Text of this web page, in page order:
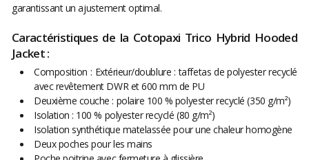
garantissant un ajustement optimal.
Caractéristiques de la Cotopaxi Trico Hybrid Hooded
Jacket :
Composition : Extérieur/doublure : taffetas de polyester recyclé
avec revêtement DWR et 600 mm de PU
Deuxième couche : polaire 100 % polyester recyclé (350 g/m²)
Isolation : 100 % polyester recyclé (80 g/m²)
Isolation synthétique matelassée pour une chaleur homogène
Deux poches pour les mains